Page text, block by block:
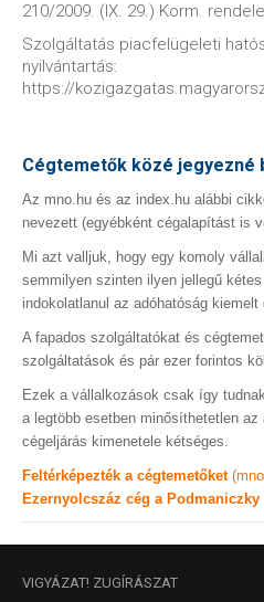
210/2009. (IX. 29.) Korm.
Szolgáltatás piacfelügeleti
nyilvántartás:
https://
Cégtemetők közé jegyezné
Az mno.hu és az index.hu alábbi
nevezett (egyébként cégalapítást is
Mi azt valljuk, hogy egy komoly
semmilyen szinten ilyen jellegű
indokolatlanul az adóhatóság
A fapados szolgáltatókat és
szolgáltatások és pár ezer forintos
Ezek a vállalkozások csak így
a legtöbb esetben minősíthetetlen
cégeljárás kimenetele kétséges.
Feltérképezték a cégtemetőket
Ezernyolcszáz cég a Podmaniczky
VIGYÁZAT! ZUGÍRÁSZAT